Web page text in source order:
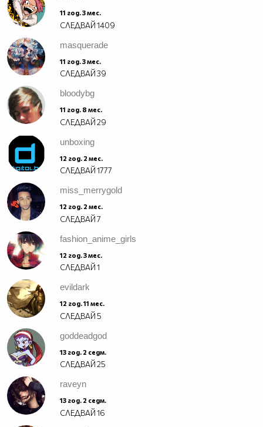
11 год. 3 мес.
СЛЕДВАЙ1409
masquerade
11 год. 3 мес.
СЛЕДВАЙ39
bloodybg
11 год. 8 мес.
СЛЕДВАЙ29
unboxing
12 год. 2 мес.
СЛЕДВАЙ1777
miss_merrygold
12 год. 2 мес.
СЛЕДВАЙ7
fashion_anime_girls
12 год. 3 мес.
СЛЕДВАЙ1
evildark
12 год. 11 мес.
СЛЕДВАЙ5
goddeadgod
13 год. 2 седм.
СЛЕДВАЙ25
raveyn
13 год. 2 седм.
СЛЕДВАЙ16